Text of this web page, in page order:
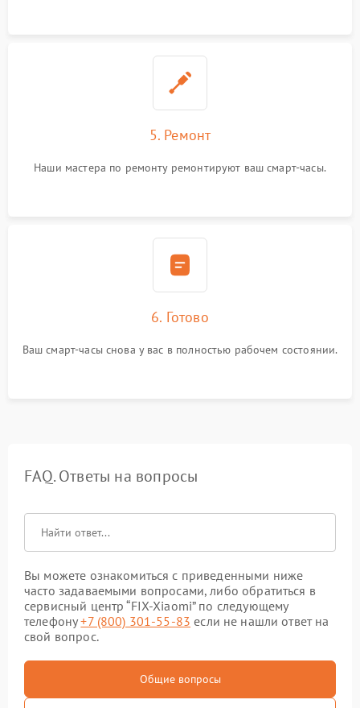
5. Ремонт
Наши мастера по ремонту ремонтируют ваш смарт-часы.
6. Готово
Ваш смарт-часы снова у вас в полностью рабочем состоянии.
FAQ. Ответы на вопросы
Вы можете ознакомиться с приведенными ниже
часто задаваемыми вопросами, либо обратиться в
сервисный центр “FIX-Xiaomi” по следующему
телефону+7 (800) 301-55-83 если не нашли ответ на
свой вопрос.
Общие вопросы